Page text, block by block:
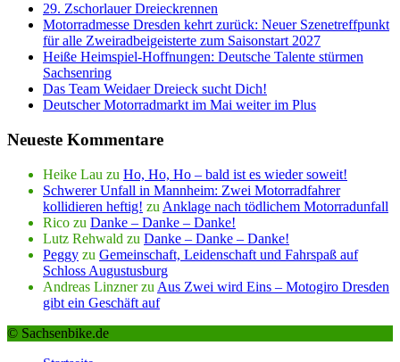
29. Zschorlauer Dreieckrennen
Motorradmesse Dresden kehrt zurück: Neuer Szenetreffpunkt
für alle Zweiradbeigeisterte zum Saisonstart 2027
Heiße Heimspiel-Hoffnungen: Deutsche Talente stürmen
Sachsenring
Das Team Weidaer Dreieck sucht Dich!
Deutscher Motorradmarkt im Mai weiter im Plus
Neueste Kommentare
Heike Lau zu Ho, Ho, Ho – bald ist es wieder soweit!
Schwerer Unfall in Mannheim: Zwei Motorradfahrer
kollidieren heftig! zu Anklage nach tödlichem Motorradunfall
Rico zu Danke – Danke – Danke!
Lutz Rehwald zu Danke – Danke – Danke!
Peggy zu Gemeinschaft, Leidenschaft und Fahrspaß auf
Schloss Augustusburg
Andreas Linznerzu Aus Zwei wird Eins – Motogiro Dresden
gibt ein Geschäft auf
© Sachsenbike.de